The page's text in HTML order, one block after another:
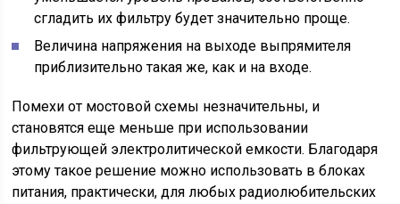
сгладить их фильтру будет значительно проще.
Величина напряжения на выходе выпрямителя
приблизительно такая же, как и на входе.
Помехи от мостовой схемы незначительны, и
становятся еще меньше при использовании
фильтрующей электролитической емкости. Благодаря
этому такое решение можно использовать в блоках
питания, практически, для любых радиолюбительских